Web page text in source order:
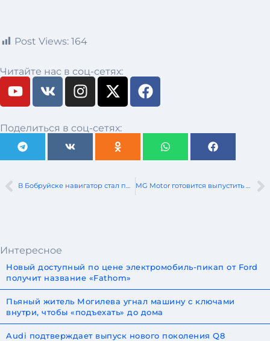
Post Views: 164
Читайте нас в соц-сетях:
Поделиться в соц-сетях:
В Бобруйске навигатор стал причиной пожара в кабине тягача MG Motor готовится выпустить 13 новых электромобилей
Интересное
Новый доступный по цене электромобиль-пикап от Ford
получит название «Fathom»
Пьяный житель Могилева угнал машину с ключами
внутри, чтобы «подъехать» до дома
Audi подтверждает выпуск нового поколения Q8